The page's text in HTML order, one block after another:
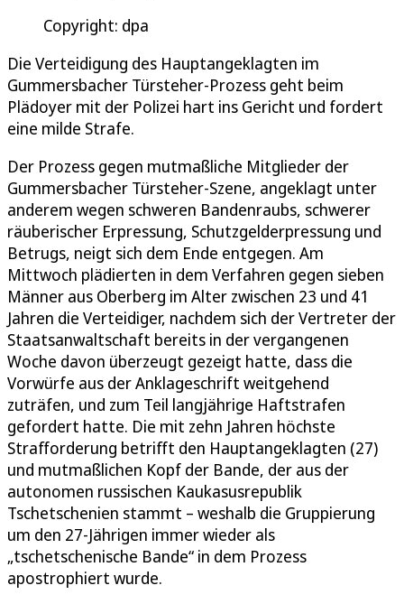
Copyright: dpa
Die Verteidigung des Hauptangeklagten im
Gummersbacher Türsteher-Prozess geht beim
Plädoyer mit der Polizei hart ins Gericht und fordert
eine milde Strafe.
Der Prozess gegen mutmaßliche Mitglieder der
Gummersbacher Türsteher-Szene, angeklagt unter
anderem wegen schweren Bandenraubs, schwerer
räuberischer Erpressung, Schutzgelderpressung und
Betrugs, neigt sich dem Ende entgegen. Am
Mittwoch plädierten in dem Verfahren gegen sieben
Männer aus Oberberg im Alter zwischen 23 und 41
Jahren die Verteidiger, nachdem sich der Vertreter der
Staatsanwaltschaft bereits in der vergangenen
Woche davon überzeugt gezeigt hatte, dass die
Vorwürfe aus der Anklageschrift weitgehend
zuträfen, und zum Teil langjährige Haftstrafen
gefordert hatte. Die mit zehn Jahren höchste
Strafforderung betrifft den Hauptangeklagten (27)
und mutmaßlichen Kopf der Bande, der aus der
autonomen russischen Kaukasusrepublik
Tschetschenien stammt – weshalb die Gruppierung
um den 27-Jährigen immer wieder als
„tschetschenische Bande“ in dem Prozess
apostrophiert wurde.